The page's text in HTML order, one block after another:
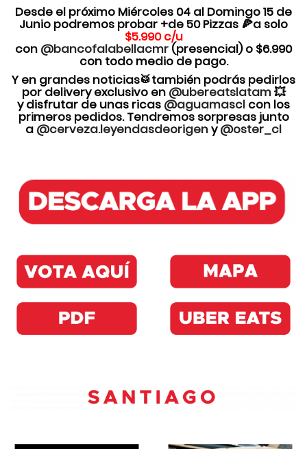
Desde el próximo Miércoles 04 al Domingo 15 de
Junio podremos probar +de 50 Pizzas 🍕a solo
$5.990 c/u
con @bancofalabellacmr (presencial) o $6.990
con todo medio de pago.
Y en grandes noticias🥁también podrás pedirlos
por delivery exclusivo en @ubereatslatam💥
y disfrutar de unas ricas @aguamascl con los
primeros pedidos. Tendremos sorpresas junto
a @cerveza.leyendasdeorigeny@oster_cl